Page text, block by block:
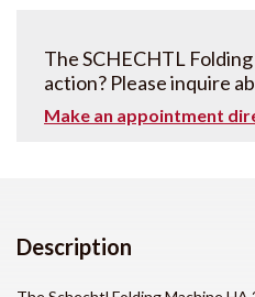
The SCHECHTL
action? Please inquire
Make an appointment
Description